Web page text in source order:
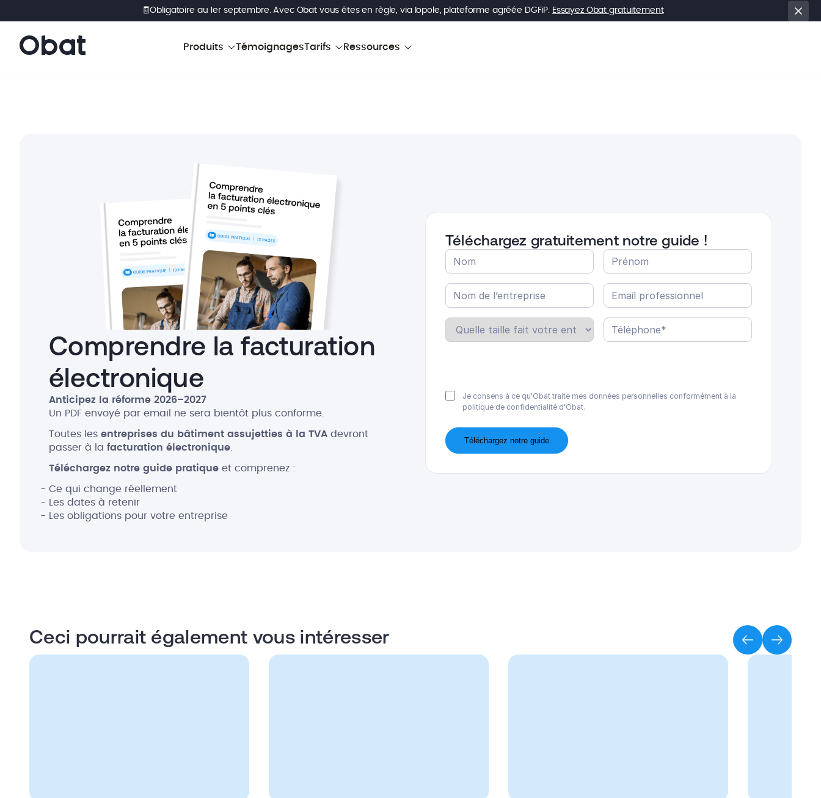
🧾Obligatoire au 1er septembre. Avec Obat vous êtes en règle, via Iopole, plateforme agréée DGFiP. Essayez Obat gratuitement
Produits TémoignagesTarifs Ressources
Comprendre la facturation
électronique
Anticipez la réforme 2026–2027
Un PDF envoyé par email ne sera bientôt plus conforme.
Toutes les entreprises du bâtiment assujetties à la TVA devront
passer à la facturation électronique
Téléchargez notre guide pratique et comprenez :
Ce qui change réellement
Les dates à retenir
Les obligations pour votre entreprise
Téléchargez gratuitement notre guide !
Nom Prénom
Nom
de
l’entreprise*
Email
professionnel
Quelle
taille
?
Téléphone
Je consens à ce qu'Obat traite mes données personnelles conformément à la
politique de confidentialité d'Obat.
Ceci pourrait également vous intéresser